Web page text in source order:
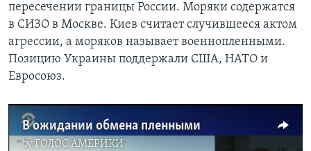
пересечении границы России. Моряки содержатся
в СИЗО в Москве. Киев считает случившееся актом
агрессии, а моряков называет военнопленными.
Позицию Украины поддержали США, НАТО и
Евросоюз.
В ожидании обмена пленными
byГОЛОС АМЕРИКИ